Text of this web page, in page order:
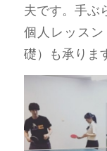
夫です。手ぶ
個人レッス
礎）も承りま